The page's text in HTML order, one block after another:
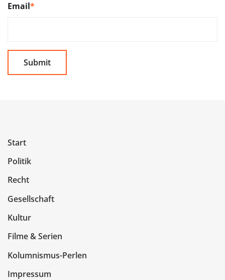
Email*
Start
Politik
Recht
Gesellschaft
Kultur
Filme & Serien
Kolumnismus-Perlen
Impressum